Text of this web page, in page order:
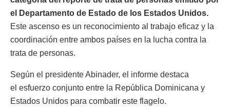
el Departamento de Estado de los Estados Unidos.
Este ascenso es un reconocimiento al trabajo eficaz y la
coordinación entre ambos países en la lucha contra la
trata de personas.
Según el presidente Abinader, el informe destaca
el esfuerzo conjunto entre la República Dominicana y
Estados Unidos para combatir este flagelo.